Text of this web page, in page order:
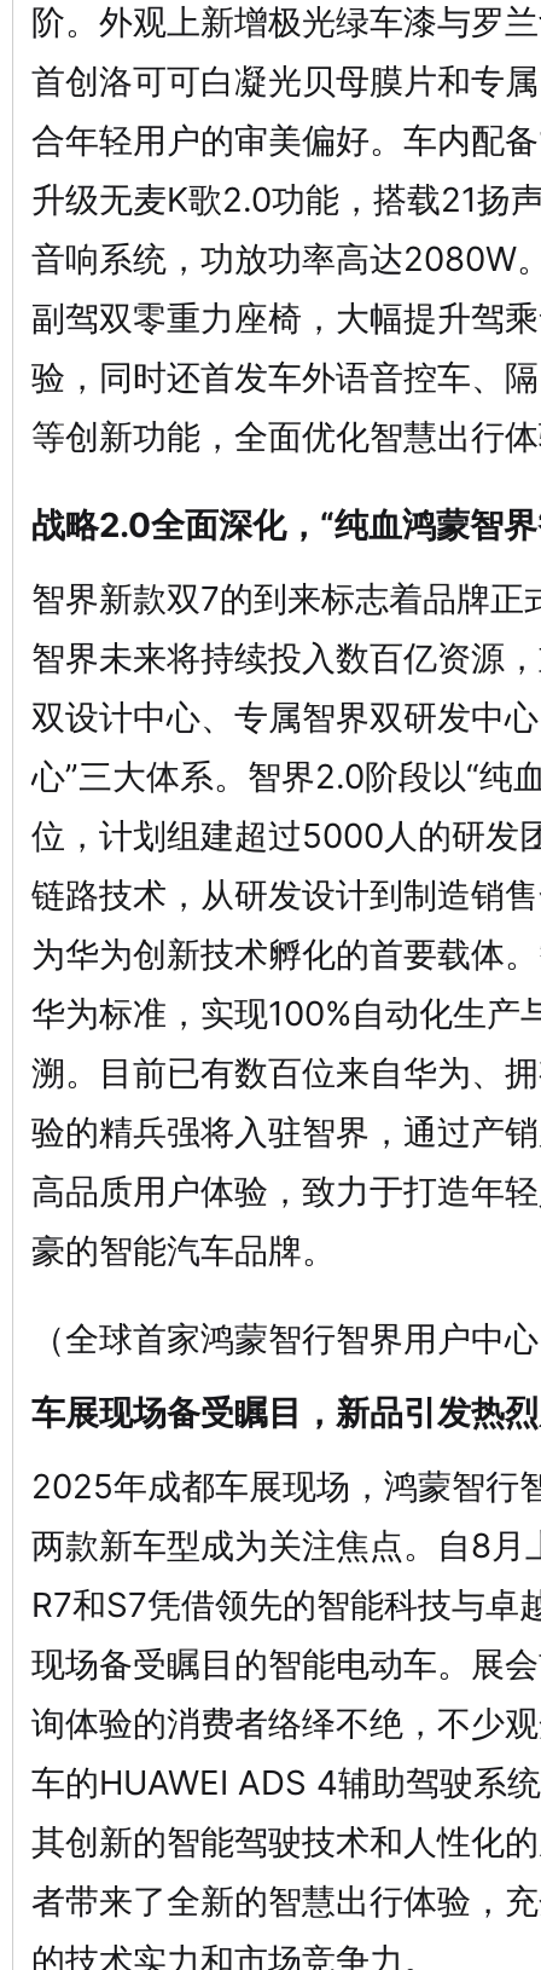
阶。外观上新增极光绿车漆与罗
首创洛可可白凝光贝母膜片和专
合年轻用户的审美偏好。车内配
升级无麦K歌2.0功能，搭载21扬
音响系统，功放功率高达2080W
副驾双零重力座椅，大幅提升驾
验，同时还首发车外语音控车、
等创新功能，全面优化智慧出行
战略2.0全面深化，“纯血鸿蒙智
智界新款双7的到来标志着品牌正
智界未来将持续投入数百亿资源
双设计中心、专属智界双研发中
心”三大体系。智界2.0阶段以“纯
位，计划组建超过5000人的研发
链路技术，从研发设计到制造销
为华为创新技术孵化的首要载体
华为标准，实现100%自动化生产
溯。目前已有数百位来自华为、
验的精兵强将入驻智界，通过产
高品质用户体验，致力于打造年
豪的智能汽车品牌。
（全球首家鸿蒙智行智界用户中
车展现场备受瞩目，新品引发热
2025年成都车展现场，鸿蒙智行
两款新车型成为关注焦点。自8月
R7和S7凭借领先的智能科技与卓
现场备受瞩目的智能电动车。展
询体验的消费者络绎不绝，不少
车的HUAWEI ADS 4辅助驾驶系
其创新的智能驾驶技术和人性化
者带来了全新的智慧出行体验，
的技术实力和市场竞争力。